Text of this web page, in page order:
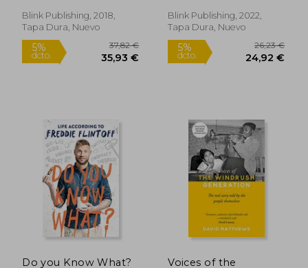
Blink Publishing, 2018,
Tapa Dura, Nuevo
Blink Publishing, 2022,
Tapa Dura, Nuevo
Do you Know What?
Voices of the